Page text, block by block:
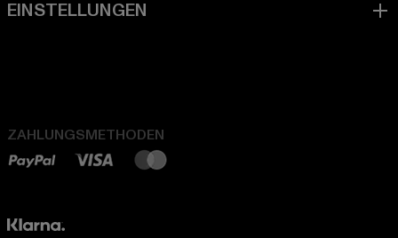
ZAHLUNGSMETHODEN